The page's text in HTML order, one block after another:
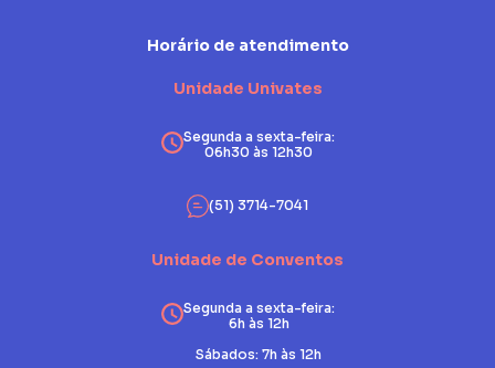
Horário de atendimento
Unidade Univates
Segunda a sexta-feira:
06h30 às 12h30
(51) 3714-7041
Unidade de Conventos
Segunda a sexta-feira:
6h às 12h
Sábados: 7h às 12h